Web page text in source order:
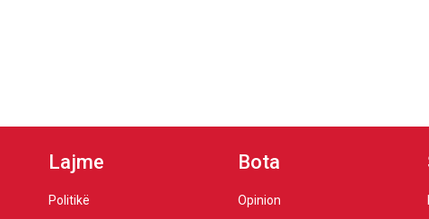
Lajme
Politikë
Bota
Opinion